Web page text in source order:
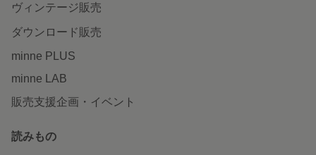
ヴィンテージ販売
ダウンロード販売
minne PLUS
minne LAB
販売支援企画・イベント
読みもの